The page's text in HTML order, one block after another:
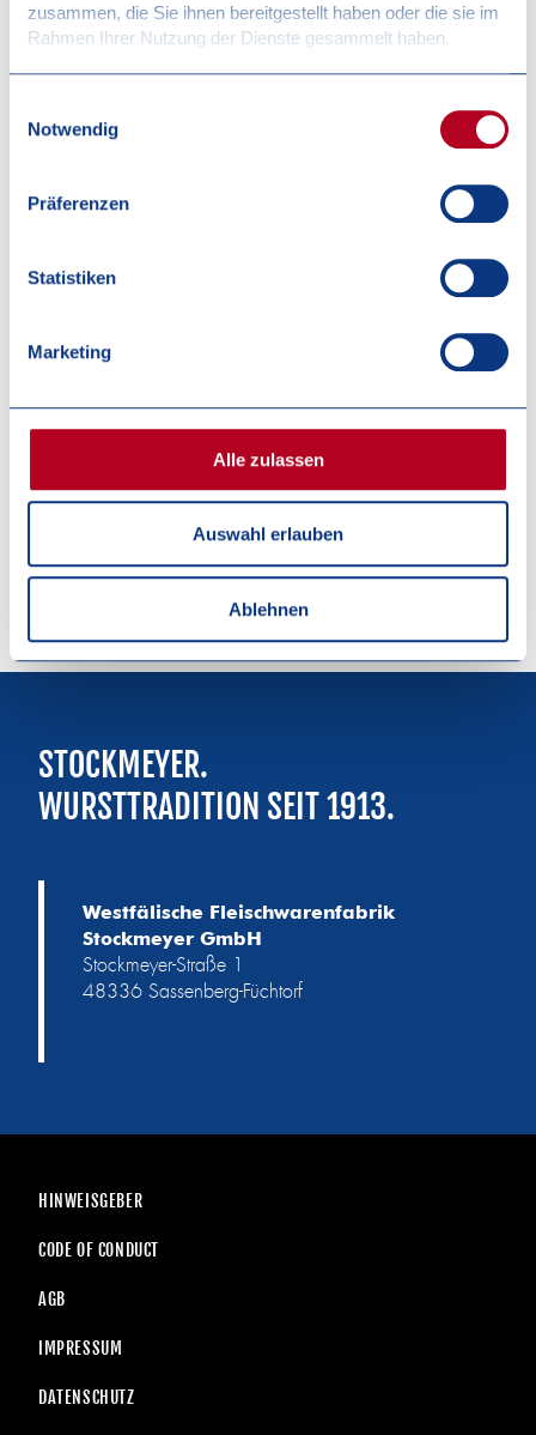
zusammen, die Sie ihnen bereitgestellt haben oder die sie im
Rahmen Ihrer Nutzung der Dienste gesammelt haben.
Notwendig
Präferenzen
Statistiken
Marketing
Alle zulassen
Auswahl erlauben
Ablehnen
Mindesthaltbarkeitsdatum
Produktnummer
Ich habe denDatenschutzhinweiszur Kenntnis
STOCKMEYER.
WURSTTRADITION SEIT 1913.
Westfälische Fleischwarenfabrik
Stockmeyer GmbH
Stockmeyer-Straße 1
48336 Sassenberg-Füchtorf
HINWEISGEBER
CODE OF CONDUCT
AGB
IMPRESSUM
DATENSCHUTZ